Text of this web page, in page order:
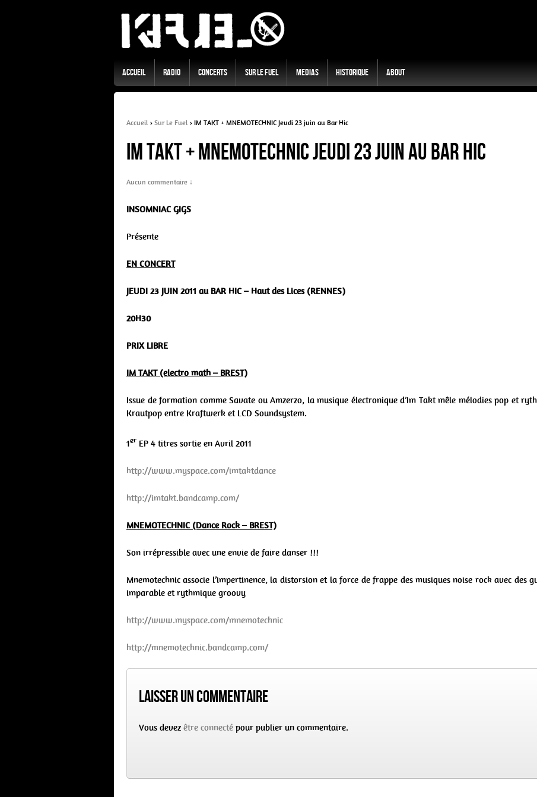
Accueil Radio Concerts Sur Le Fuel Medias Historique About
Accueil › Sur Le Fuel › IM TAKT + MNEMOTECHNIC Jeudi 23 juin au Bar Hic
IM TAKT + MNEMOTECHNIC Jeudi 23 juin au Bar Hic
Aucun commentaire ↓
INSOMNIAC GIGS
Présente
EN CONCERT
JEUDI 23 JUIN 2011 au BAR HIC– Haut des Lices (RENNES)
20H30
PRIX LIBRE
IM TAKT (electro math – BREST)
Issue de formation comme Savate ou Amzerzo, la musique électronique d’Im Takt mêle mélodies pop et
Krautpop entre Kraftwerk et LCD Soundsystem.
1er EP 4 titres sortie en Avril 2011
http://www.myspace.com/imtaktdance
http://imtakt.bandcamp.com/
MNEMOTECHNIC (Dance Rock – BREST)
Son irrépressible avec une envie de faire danser !!!
Mnemotechnic associe l’impertinence, la distorsion et la force de frappe des musiques noise rock avec des
imparable et rythmique groovy
http://www.myspace.com/mnemotechnic
http://mnemotechnic.bandcamp.com/
Laisser un commentaire
Vous devez être connecté pour publier un commentaire.